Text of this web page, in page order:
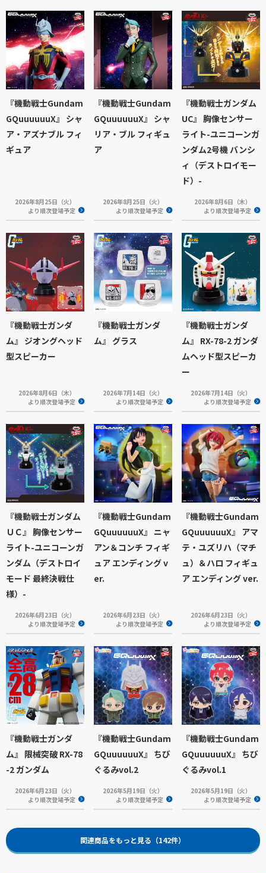
『機動戦士Gundam
GQuuuuuuX』 シャ
ア・アズナブル フィ
ギュア
2026年8月25日（火）
より順次登場予定
『機動戦士Gundam
GQuuuuuuX』 シャ
リア・ブル フィギュ
ア
2026年8月25日（火）
より順次登場予定
『機動戦士ガンダム
UC』 胸像センサー
ライト-ユニコーンガ
ンダム2号機 バンシ
ィ（デストロイモー
ド）-
2026年8月6日（木）
より順次登場予定
『機動戦士ガンダ
ム』 ジオングヘッド
型スピーカー
2026年8月6日（木）
より順次登場予定
『機動戦士ガンダ
ム』 グラス
2026年7月14日（火）
より順次登場予定
『機動戦士ガンダ
ム』 RX-78-2 ガンダ
ムヘッド型スピーカ
ー
2026年7月14日（火）
より順次登場予定
『機動戦士ガンダム
ＵＣ』 胸像センサー
ライト-ユニコーンガ
ンダム（デストロイ
モード 最終決戦仕
様）-
2026年6月23日（火）
より順次登場予定
『機動戦士Gundam
GQuuuuuuX』 ニャ
アン＆コンチ フィギ
ュア エンディング v
er.
2026年6月23日（火）
より順次登場予定
『機動戦士Gundam
GQuuuuuuX』 アマ
テ・ユズリハ（マチ
ュ）＆ハロ フィギュ
ア エンディング ver.
2026年6月23日（火）
より順次登場予定
『機動戦士ガンダ
ム』 限械突破 RX-78
-2 ガンダム
2026年6月23日（火）
より順次登場予定
『機動戦士Gundam
GQuuuuuuX』 ちび
ぐるみvol.2
2026年5月19日（火）
より順次登場予定
『機動戦士Gundam
GQuuuuuuX』 ちび
ぐるみvol.1
2026年5月19日（火）
より順次登場予定
関連商品をもっと見る（142件）